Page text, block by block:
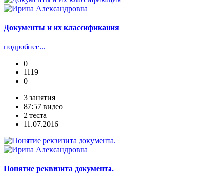
Документы и их классификация
подробнее...
0
1119
0
3 занятия
87:57 видео
2 теста
11.07.2016
Понятие реквизита документа.